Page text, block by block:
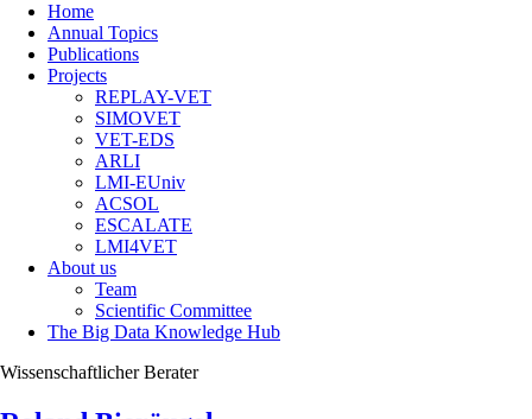
Home
Annual Topics
Publications
Projects
REPLAY-VET
SIMOVET
VET-EDS
ARLI
LMI-EUniv
ACSOL
ESCALATE
LMI4VET
About us
Team
Scientific Committee
The Big Data Knowledge Hub
Wissenschaftlicher Berater